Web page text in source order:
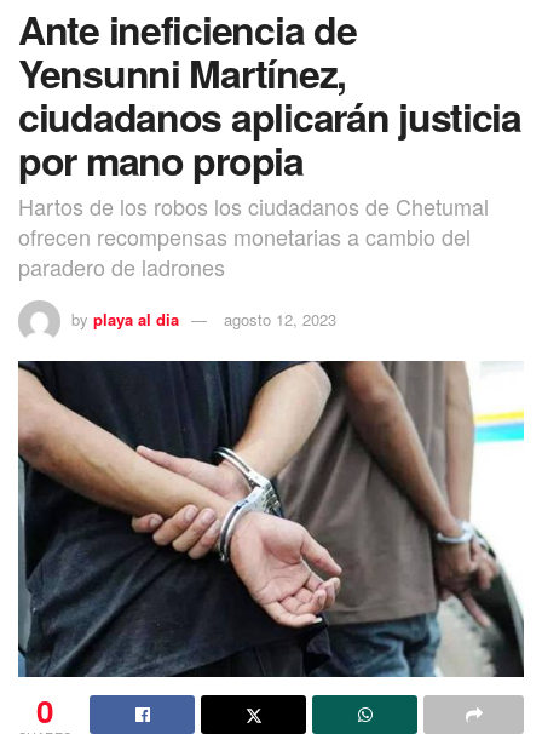
Ante ineficiencia de
Yensunni Martínez,
ciudadanos aplicarán justicia
por mano propia
Hartos de los robos los ciudadanos de Chetumal
ofrecen recompensas monetarias a cambio del
paradero de ladrones
by playa al dia agosto 12, 2023
0